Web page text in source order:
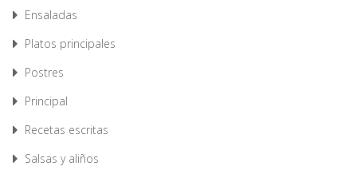
Ensaladas
Platos principales
Postres
Principal
Recetas escritas
Salsas y aliños